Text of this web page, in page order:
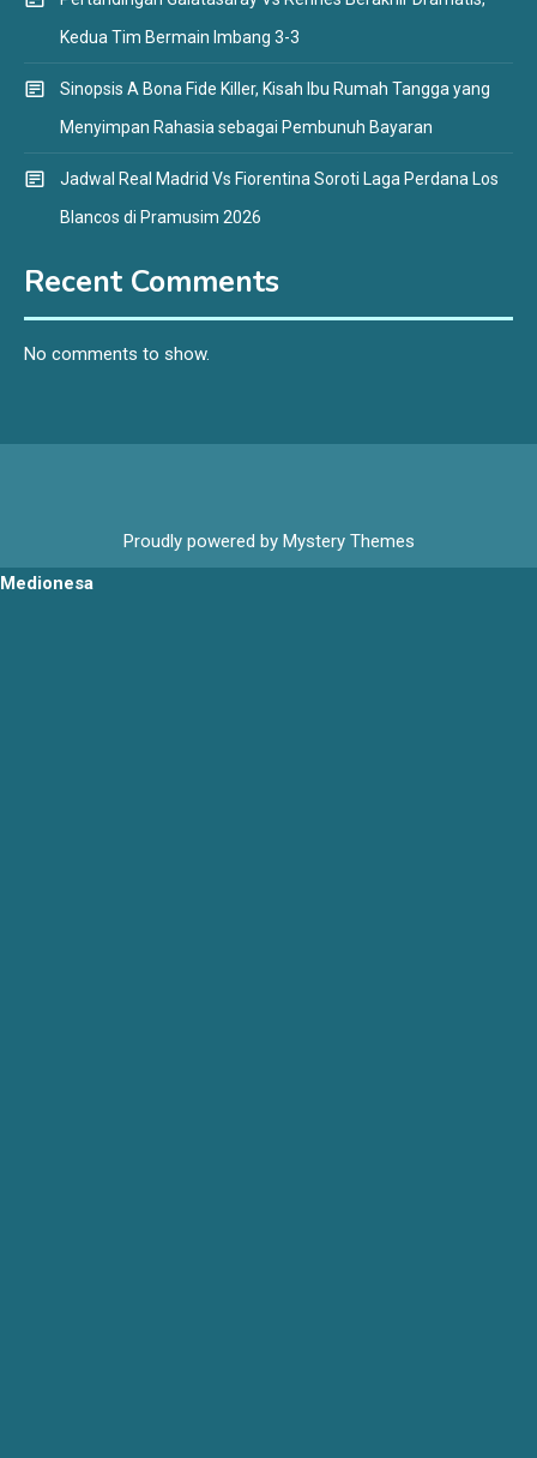
Kedua Tim Bermain Imbang 3-3
Sinopsis A Bona Fide Killer, Kisah Ibu Rumah Tangga yang
Menyimpan Rahasia sebagai Pembunuh Bayaran
Jadwal Real Madrid Vs Fiorentina Soroti Laga Perdana Los
Blancos di Pramusim 2026
Recent Comments
No comments to show.
Proudly powered by Mystery Themes
Medionesa